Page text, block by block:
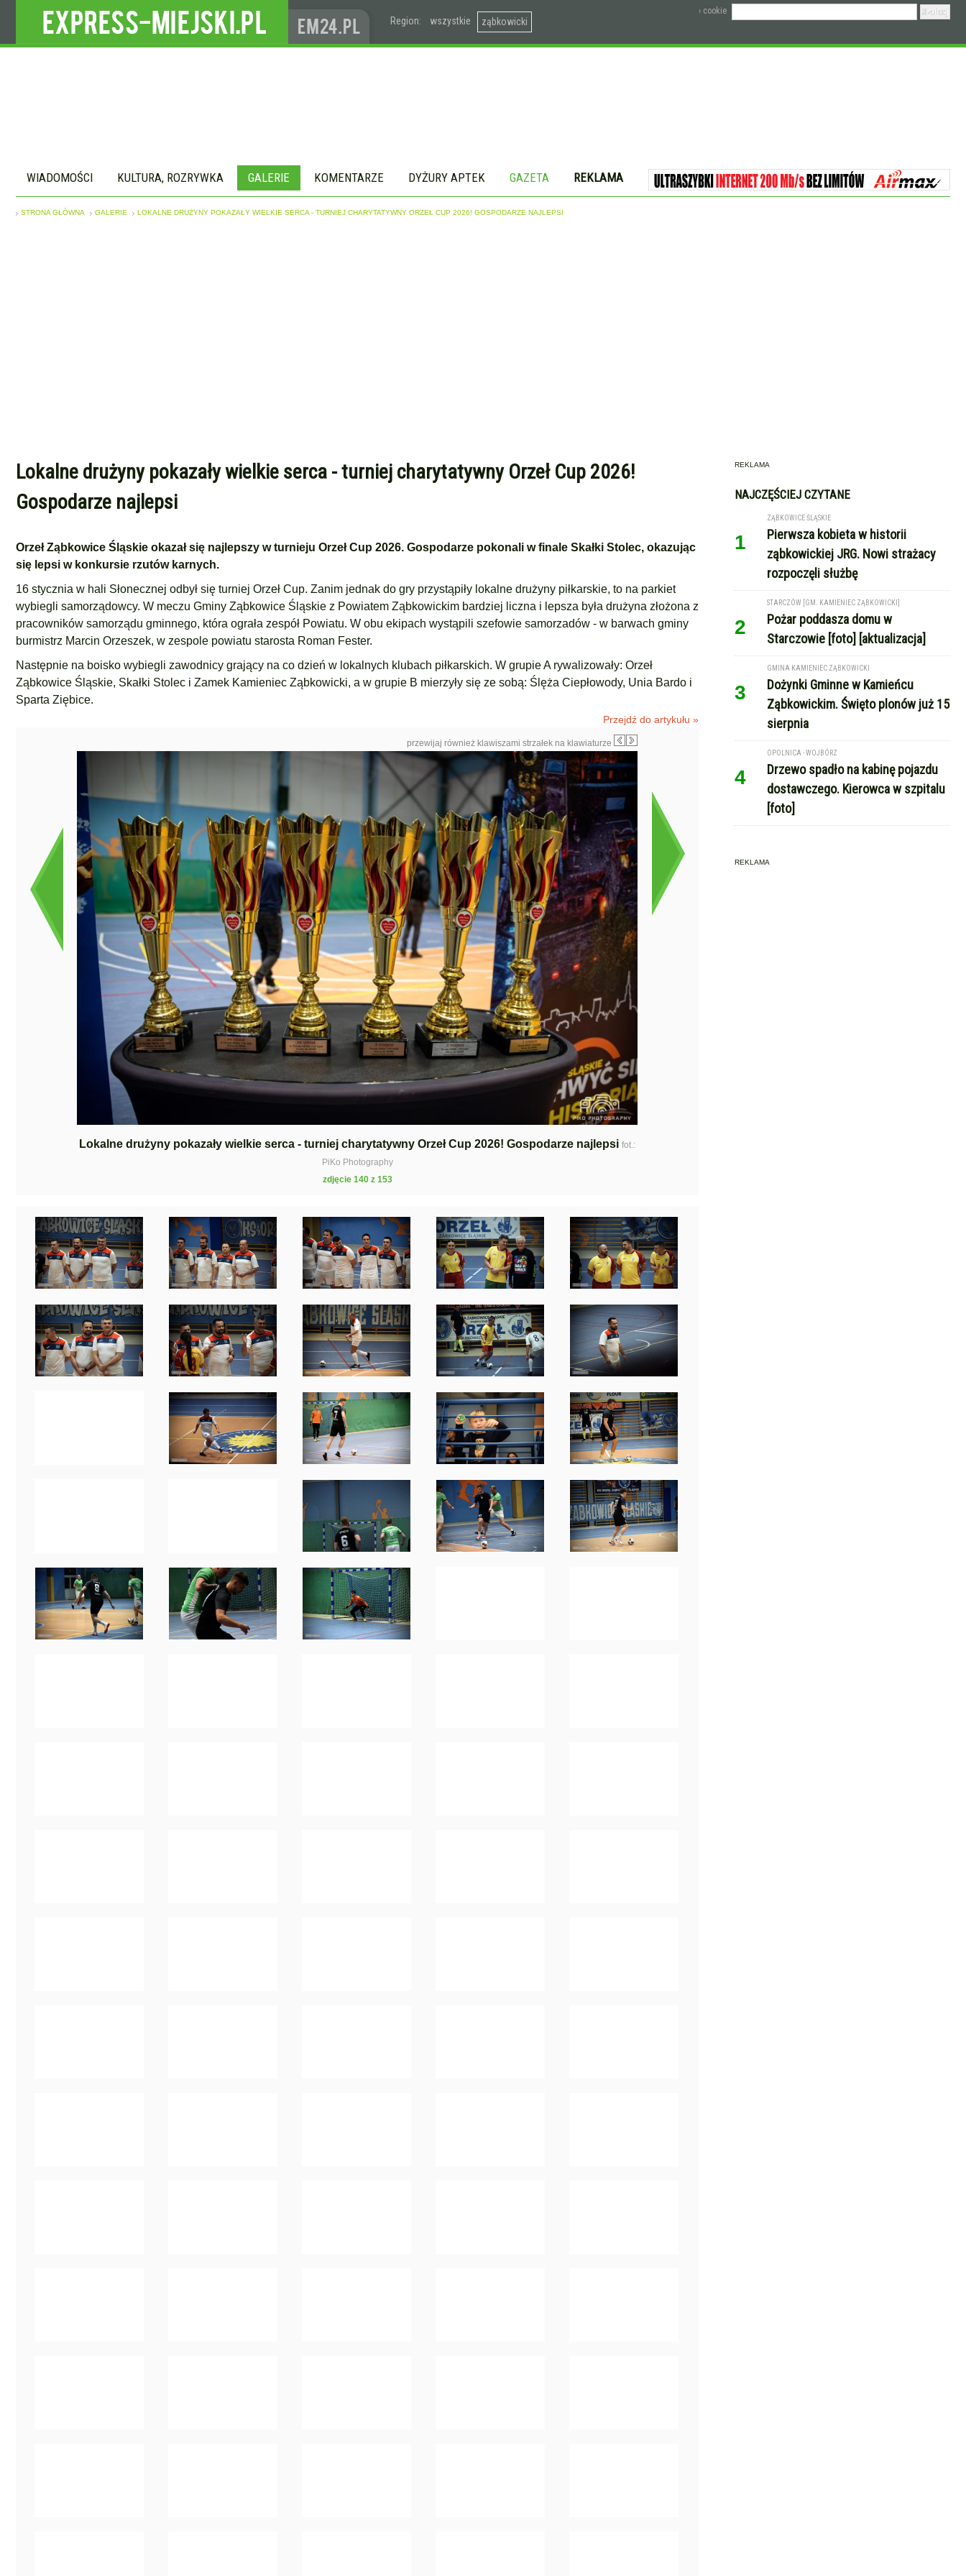
Region: wszystkie ząbkowicki
› cookie
WIADOMOŚCI KULTURA, ROZRYWKA GALERIE KOMENTARZE DYŻURY APTEK GAZETA REKLAMA
STRONA GŁÓWNA GALERIE LOKALNE DRUŻYNY POKAZAŁY WIELKIE SERCA - TURNIEJ CHARYTATYWNY ORZEŁ CUP 2026! GOSPODARZE NAJLEPSI
Lokalne drużyny pokazały wielkie serca - turniej charytatywny Orzeł Cup 2026!
Gospodarze najlepsi
Orzeł Ząbkowice Śląskie okazał się najlepszy w turnieju Orzeł Cup 2026. Gospodarze pokonali w finale Skałki Stolec, okazując
się lepsi w konkursie rzutów karnych.
16 stycznia w hali Słonecznej odbył się turniej Orzeł Cup. Zanim jednak do gry przystąpiły lokalne drużyny piłkarskie, to na parkiet
wybiegli samorządowcy. W meczu Gminy Ząbkowice Śląskie z Powiatem Ząbkowickim bardziej liczna i lepsza była drużyna złożona z
pracowników samorządu gminnego, która ograła zespół Powiatu. W obu ekipach wystąpili szefowie samorzadów - w barwach gminy
burmistrz Marcin Orzeszek, w zespole powiatu starosta Roman Fester.
Następnie na boisko wybiegli zawodnicy grający na co dzień w lokalnych klubach piłkarskich. W grupie A rywalizowały: Orzeł
Ząbkowice Śląskie, Skałki Stolec i Zamek Kamieniec Ząbkowicki, a w grupie B mierzyły się ze sobą: Ślęża Ciepłowody, Unia Bardo i
Sparta Ziębice.
Przejdź do artykułu »
przewijaj również klawiszami strzałek na klawiaturze
Lokalne drużyny pokazały wielkie serca - turniej charytatywny Orzeł Cup 2026! Gospodarze najlepsi fot.:
PiKo Photography
zdjęcie 140 z 153
REKLAMA
NAJCZĘŚCIEJ CZYTANE
1
ZĄBKOWICE ŚLĄSKIE
Pierwsza kobieta w historii
ząbkowickiej JRG. Nowi strażacy
rozpoczęli służbę
2
STARCZÓW [GM. KAMIENIEC ZĄBKOWICKI]
Pożar poddasza domu w
Starczowie [foto] [aktualizacja]
3
GMINA KAMIENIEC ZĄBKOWICKI
Dożynki Gminne w Kamieńcu
Ząbkowickim. Święto plonów już 15
sierpnia
4
OPOLNICA - WOJBÓRZ
Drzewo spadło na kabinę pojazdu
dostawczego. Kierowca w szpitalu
[foto]
REKLAMA